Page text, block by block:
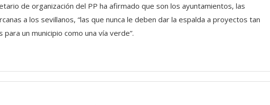
de organización del PP ha afirmado que son los ayuntamientos, las
a los sevillanos, “las que nunca le deben dar la espalda a proyectos tan
un municipio como una vía verde”.